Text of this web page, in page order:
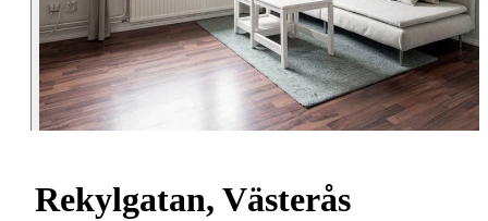
Rekylgatan, Västerås